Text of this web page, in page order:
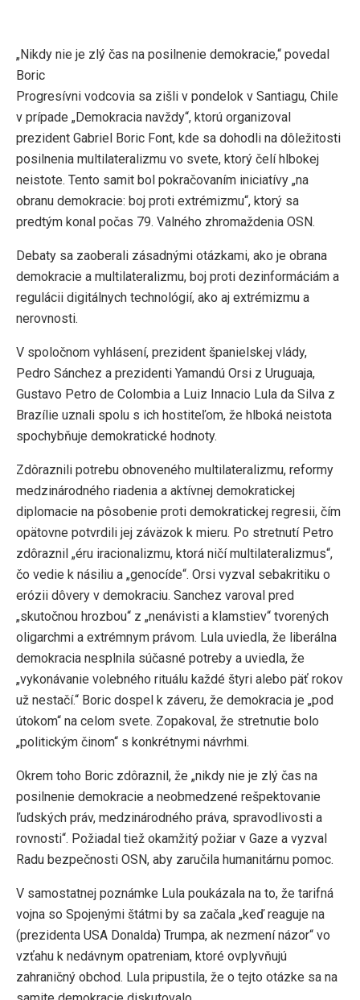
„Nikdy nie je zlý čas na posilnenie demokracie,“ povedal
Boric
Progresívni vodcovia sa zišli v pondelok v Santiagu, Chile
v prípade „Demokracia navždy“, ktorú organizoval
prezident Gabriel Boric Font, kde sa dohodli na dôležitosti
posilnenia multilateralizmu vo svete, ktorý čelí hlbokej
neistote. Tento samit bol pokračovaním iniciatívy „na
obranu demokracie: boj proti extrémizmu“, ktorý sa
predtým konal počas 79. Valného zhromaždenia OSN.
Debaty sa zaoberali zásadnými otázkami, ako je obrana
demokracie a multilateralizmu, boj proti dezinformáciám a
regulácii digitálnych technológií, ako aj extrémizmu a
nerovnosti.
V spoločnom vyhlásení, prezident španielskej vlády,
Pedro Sánchez a prezidenti Yamandú Orsi z Uruguaja,
Gustavo Petro de Colombia a Luiz Innacio Lula da Silva z
Brazílie uznali spolu s ich hostiteľom, že hlboká neistota
spochybňuje demokratické hodnoty.
Zdôraznili potrebu obnoveného multilateralizmu, reformy
medzinárodného riadenia a aktívnej demokratickej
diplomacie na pôsobenie proti demokratickej regresii, čím
opätovne potvrdili jej záväzok k mieru. Po stretnutí Petro
zdôraznil „éru iracionalizmu, ktorá ničí multilateralizmus“,
čo vedie k násiliu a „genocíde“. Orsi vyzval sebakritiku o
erózii dôvery v demokraciu. Sanchez varoval pred
„skutočnou hrozbou“ z „nenávisti a klamstiev“ tvorených
oligarchmi a extrémnym právom. Lula uviedla, že liberálna
demokracia nesplnila súčasné potreby a uviedla, že
„vykonávanie volebného rituálu každé štyri alebo päť rokov
už nestačí.“ Boric dospel k záveru, že demokracia je „pod
útokom“ na celom svete. Zopakoval, že stretnutie bolo
„politickým činom“ s konkrétnymi návrhmi.
Okrem toho Boric zdôraznil, že „nikdy nie je zlý čas na
posilnenie demokracie a neobmedzené rešpektovanie
ľudských práv, medzinárodného práva, spravodlivosti a
rovnosti“. Požiadal tiež okamžitý požiar v Gaze a vyzval
Radu bezpečnosti OSN, aby zaručila humanitárnu pomoc.
V samostatnej poznámke Lula poukázala na to, že tarifná
vojna so Spojenými štátmi by sa začala „keď reaguje na
(prezidenta USA Donalda) Trumpa, ak nezmení názor“ vo
vzťahu k nedávnym opatreniam, ktoré ovplyvňujú
zahraničný obchod. Lula pripustila, že o tejto otázke sa na